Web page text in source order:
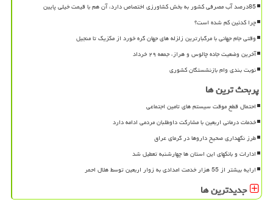
85درصد آب مصرفی کشور به بخش کشاورزی اختصاص دارد، آن هم با قیمت خیلی پایین
چرا کدئین کم شده است؟
وقتی جام جهانی با مرگبارترین زلزله های جهان گره خورد از مکزیک تا منجیل
آخرین وضعیت جاده چالوس و هراز، جمعه ۲۹ خرداد
نوبت بندی وام بازنشستگان کشوری
پربحث ترین ها
احتمال قطع موقت سیستم های تامین اجتماعی
خدمات درمانی اربعین با مشارکت داوطلبان مردمی ادامه دارد
طرز نگهداری صحیح داروها در گرمای عراق
ادارات و بانکهای این استان ها چهارشنبه تعطیل شد
ارایه بیشتر از 55 هزار خدمت امدادی به زوار اربعین توسط هلال احمر
جدیدترین ها